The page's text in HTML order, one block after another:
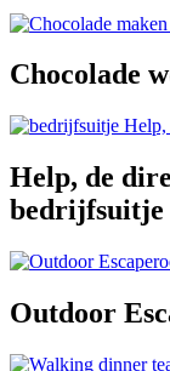
Chocolade
Help, de
bedrijfsuitje
Outdoor